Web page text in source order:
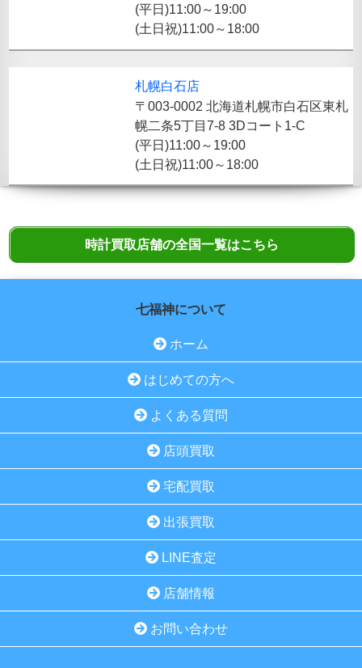
(平日)11:00～19:00
(土日祝)11:00～18:00
札幌白石店
〒003-0002 北海道札幌市白石区東札
幌二条5丁目7-8 3Dコート1-C
(平日)11:00～19:00
(土日祝)11:00～18:00
時計買取店舗の全国一覧はこちら
七福神について
ホーム
はじめての方へ
よくある質問
店頭買取
宅配買取
出張買取
LINE査定
店舗情報
お問い合わせ